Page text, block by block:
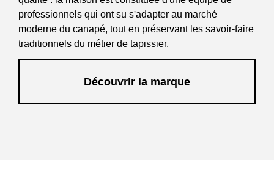
professionnels qui ont su s'adapter au marché
moderne du canapé, tout en préservant les savoir-faire
traditionnels du métier de tapissier.
Découvrir la marque